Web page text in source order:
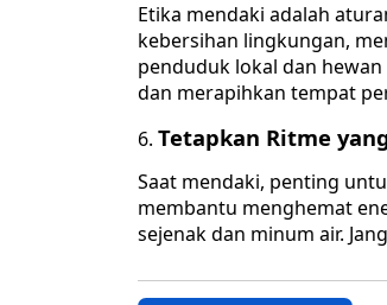
Etika mendaki adalah
kebersihan lingkungan,
penduduk lokal dan
dan merapihkan tempat
Tetapkan Ritme
Saat mendaki, penting
membantu menghemat
sejenak dan minum air.